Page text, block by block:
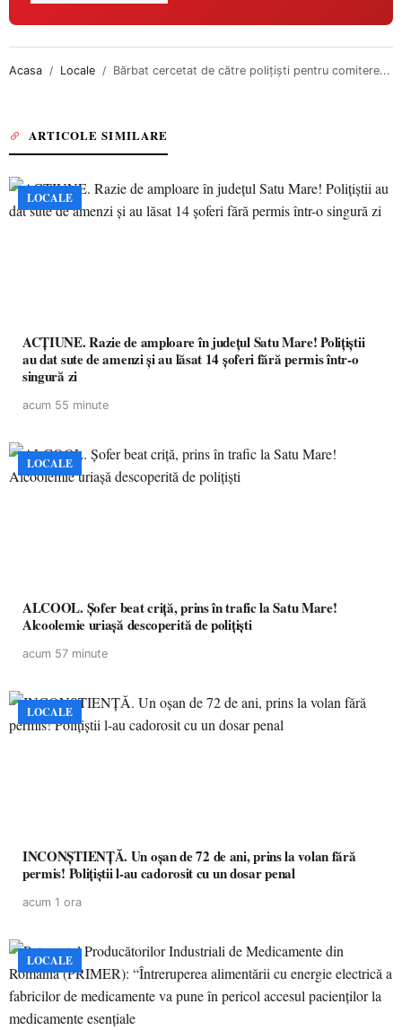
Acasa Locale Bărbat cercetat de către polițiști pentru comitere...
ARTICOLE SIMILARE
LOCALE
ACȚIUNE. Razie de amploare în județul Satu Mare! Polițiștii
au dat sute de amenzi și au lăsat 14 șoferi fără permis într-o
singură zi
acum 55 minute
LOCALE
ALCOOL. Șofer beat criță, prins în trafic la Satu Mare!
Alcoolemie uriașă descoperită de polițiști
acum 57 minute
LOCALE
INCONȘTIENȚĂ. Un oșan de 72 de ani, prins la volan fără
permis! Polițiștii l-au cadorosit cu un dosar penal
acum 1 ora
LOCALE